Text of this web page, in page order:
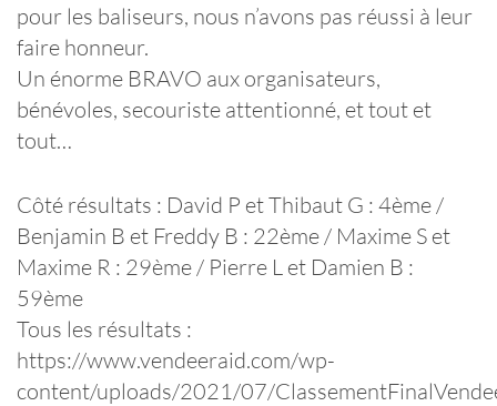
pour les baliseurs, nous n’avons pas réussi à leur
faire honneur.
Un énorme BRAVO aux organisateurs,
bénévoles, secouriste attentionné, et tout et
tout…
Côté résultats : David P et Thibaut G : 4ème /
Benjamin B et Freddy B : 22ème / Maxime S et
Maxime R : 29ème / Pierre L et Damien B :
59ème
Tous les résultats :
https://www.vendeeraid.com/wp-
content/uploads/2021/07/